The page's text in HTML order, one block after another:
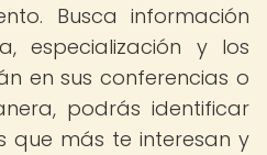
Busca información
especialización y los
en sus conferencias o
podrás identificar
que más te interesan y